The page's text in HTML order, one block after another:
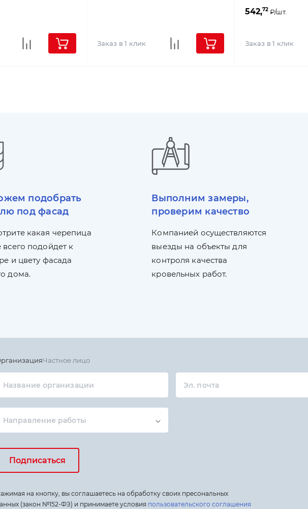
Заказ в 1 клик
542,72₽/шт.
Заказ в 1 клик
подобрать
под фасад
какая черепица
всего подойдет к
и цвету фасада
дома.
Выполним замеры,
проверим качество
Компанией осуществляются
выезды на объекты для
контроля качества
кровельных работ.
Частное лицо
Название организации Эл. почта
Направление работы
Подписаться
на кнопку, вы соглашаетесь на обработку своих пресональных
(закон №152-ФЗ) и принимаете условия пользовательского соглашения